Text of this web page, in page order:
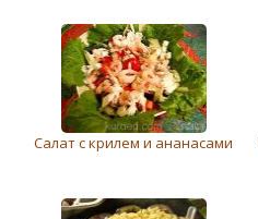
Салат с крилем и ананасами